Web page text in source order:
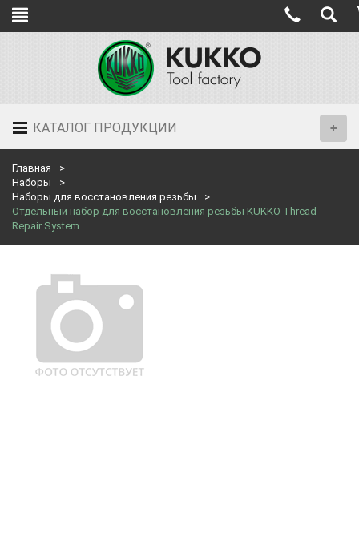
КАТАЛОГ ПРОДУКЦИИ
Главная
Наборы
Наборы для восстановления резьбы
Отдельный набор для восстановления резьбы KUKKO Thread
Repair System